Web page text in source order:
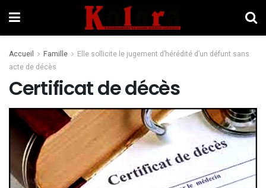
Accueil Famille
Elle sollicite le jugement d’hérédité d’un défunt sans
acte de décès
Certificat de décès